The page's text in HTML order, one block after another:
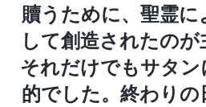
贖うために、聖霊に
して創造されたのが
それだけでもサタ
的でした。終わりの